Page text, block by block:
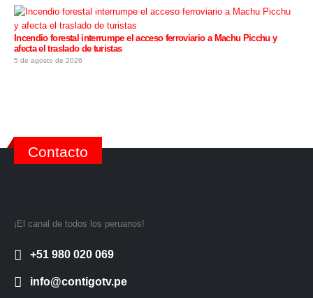
Incendio forestal interrumpe el acceso ferroviario a Machu Picchu y
afecta el traslado de turistas
5 de agosto de 2026
Contacto
¡El canal de todos los peruanos!
+51 980 020 069
info@contigotv.pe